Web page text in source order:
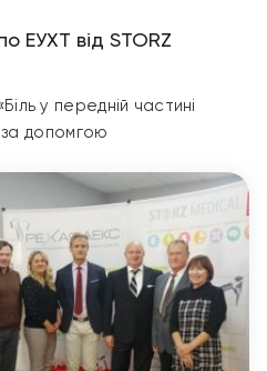
ЕУХТ від STORZ
у передній частині
за допомгою